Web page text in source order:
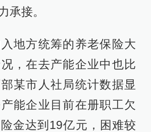
承接。
地方统筹的养老保险大
，在去产能企业中也比
某市人社局统计数据显
能企业目前在册职工欠
金达到19亿元，困难较